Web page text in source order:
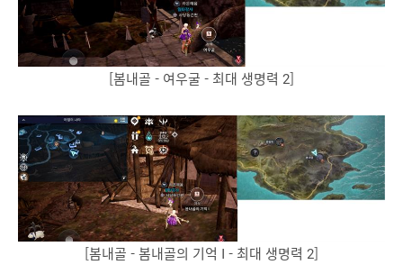
[봄내골 - 여우굴 - 최대 생명력 2]
[봄내골 - 봄내골의 기억 I - 최대 생명력 2]